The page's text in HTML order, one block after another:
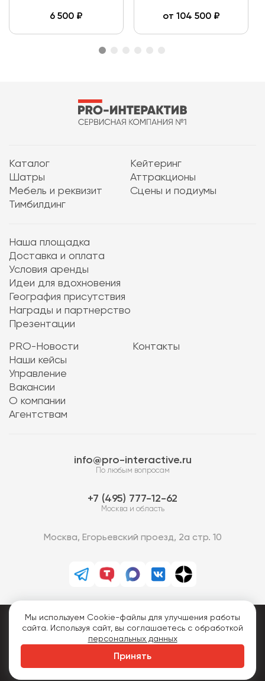
6 500 ₽ от 104 500₽
Каталог
Кейтеринг
Шатры
Аттракционы
Мебель и реквизит
Сцены и подиумы
Тимбилдинг
Наша площадка
Доставка и оплата
Условия аренды
Идеи для вдохновения
География присутствия
Награды и партнерство
Презентации
PRO-Новости
Наши кейсы
Управление
Вакансии
О компании
Агентствам
Контакты
info@pro-interactive.ru
По любым вопросам
7 (495) 777-12-62
Москва и область
Москва, Егорьевский проезд, 2а стр. 10
PRO-Интерактив © 2013-2026.
Все права защищены.
Политика конфиденциальности
Мы используем Cookie-файлы для улучшения работы
сайта. Используя сайт, вы соглашаетесь с обработкой
персональных данных
Принять